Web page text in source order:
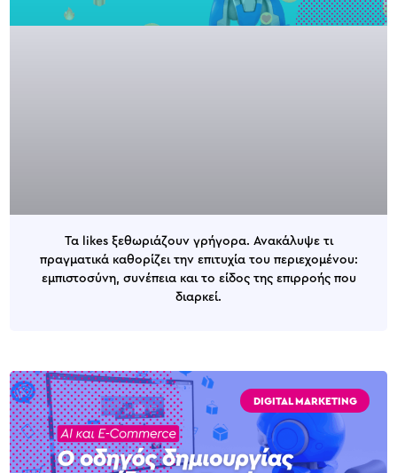
Τα likes ξεθωριάζουν γρήγορα. Ανακάλυψε τι
πραγματικά καθορίζει την επιτυχία του περιεχομένου:
εμπιστοσύνη, συνέπεια και το είδος της επιρροής που
διαρκεί.
DIGITAL MARKETING